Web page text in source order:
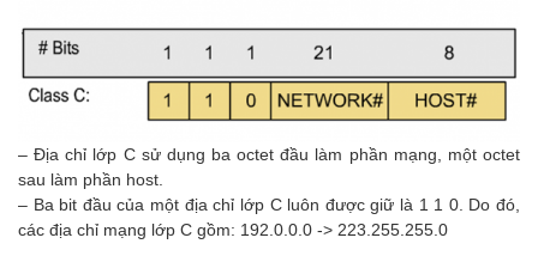
– Địa chỉ lớp C sử dụng ba octet đầu làm phần mạng, một octet
sau làm phần host.
– Ba bit đầu của một địa chỉ lớp C luôn được giữ là 1 1 0. Do đó,
các địa chỉ mạng lớp C gồm: 192.0.0.0 -> 223.255.255.0